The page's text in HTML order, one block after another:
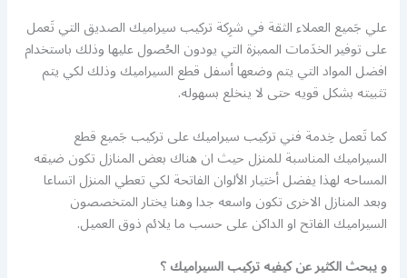
علي جَميع العملاء الثقة في شرِكة تركيب سيراميك الصديق التي تَعمل
على توفير الخدَمات المميزة التي يودون الحُصول عليها وذلك باستخدام
افضل المواد التي يتم وضعها أسفل قطع السيراميك وذلك لكي يتم
تثبيته بشكل قويه حتى لا ينخلع بسهوله.
كما تَعمل خِدمة فني تركيب سيراميك على تركيب جَميع قطع
السيراميك المناسبة للمنزل حيث ان هناك بعض المنازل تكون ضيقه
المساحه لهذا يفضل أختيار الألوان الفاتحة لكي تعطي المنزل اتساعا
وبعد المنازل الاخرى تكون واسعه جدا وهنا يختار المتخصصون
السيراميك الفاتح او الداكن على حسب ما يلائم ذوق العميل.
و يبحث الكثير عن كيفيه تركيب السيراميك ؟